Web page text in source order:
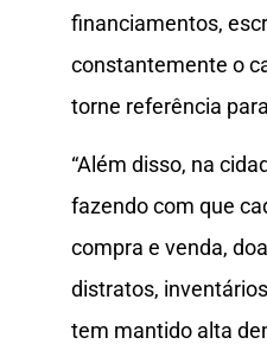
financiamentos,
constantemente o
torne referência
“Além disso, na
fazendo com que
compra e venda,
distratos,
tem mantido alta